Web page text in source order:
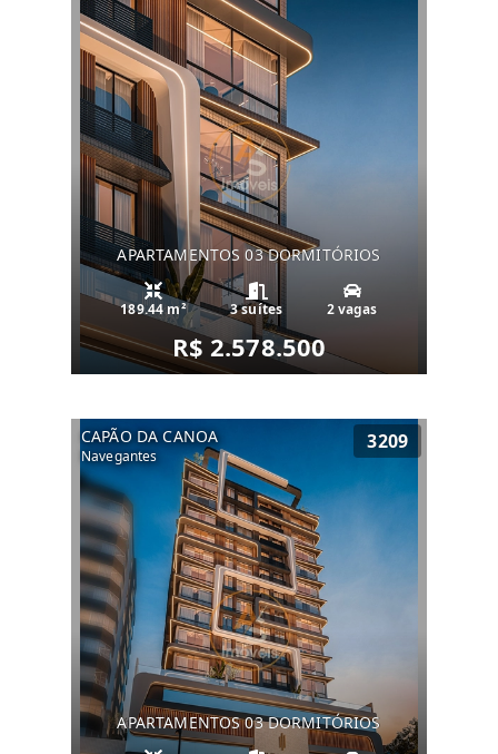
APARTAMENTOS 03 DORMITÓRIOS
189.44 m² 3 suítes 2 vagas
R$ 2.578.500
CAPÃO DA CANOA
Navegantes
3209
APARTAMENTOS 03 DORMITÓRIOS